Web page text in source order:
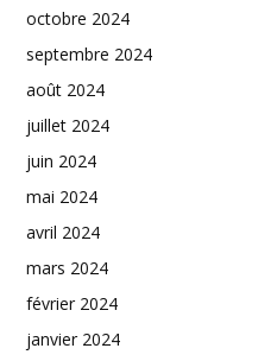
octobre 2024
septembre 2024
août 2024
juillet 2024
juin 2024
mai 2024
avril 2024
mars 2024
février 2024
janvier 2024